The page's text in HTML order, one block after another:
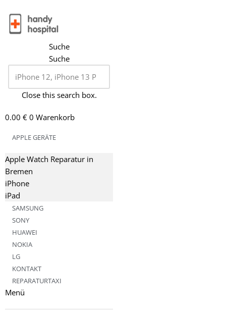
Zum
Suche
Suche
Close this search box.
0.00 € 0 Warenkorb
APPLE GERÄTE
Apple Watch Reparatur in
Bremen
iPhone
iPad
SAMSUNG
SONY
HUAWEI
NOKIA
LG
KONTAKT
REPARATURTAXI
Menü